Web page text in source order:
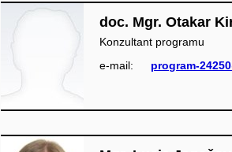
doc. Mgr. Otakar
Konzultant programu
e‑mail:
program-